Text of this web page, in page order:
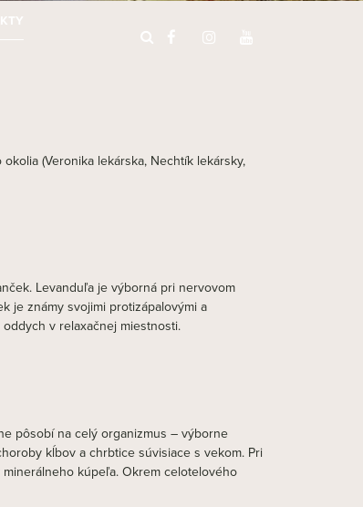
(Veronika lekárska, Nechtík lekársky,
Levanduľa je výborná pri nervovom
je známy svojimi protizápalovými a
v relaxačnej miestnosti.
pôsobí na celý organizmus – výborne
kĺbov a chrbtice súvisiace s vekom. Pri
kúpeľa. Okrem celotelového